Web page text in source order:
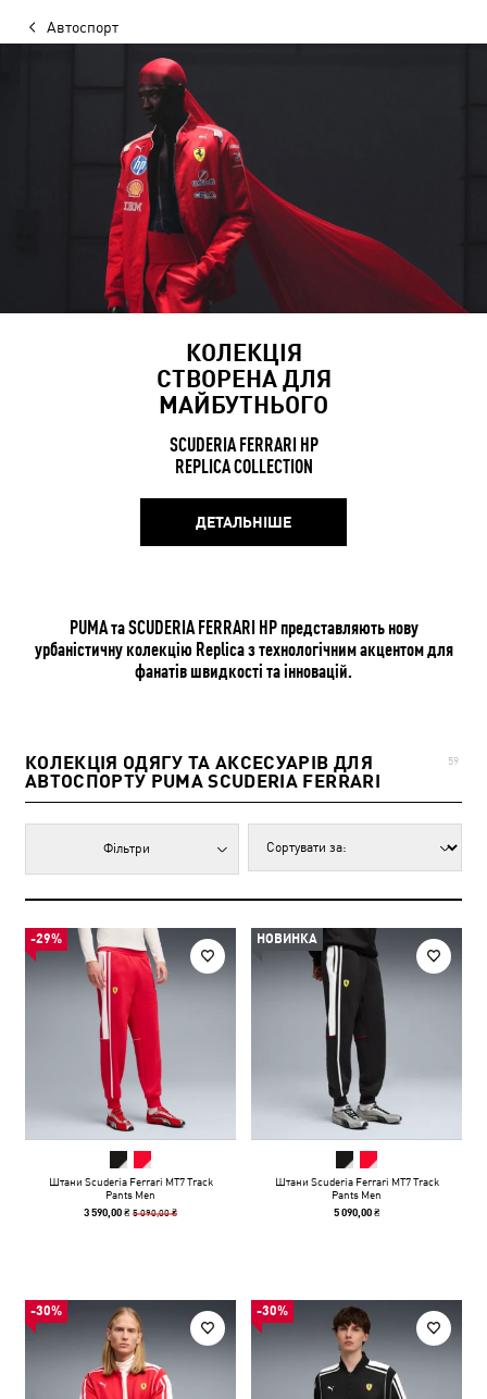
Автоспорт
КОЛЕКЦІЯ
СТВОРЕНА ДЛЯ
МАЙБУТНЬОГО
SCUDERIA FERRARI HP
REPLICA COLLECTION
ДЕТАЛЬНІШЕ
PUMA та SCUDERIA FERRARI HP представляють нову
урбаністичну колекцію Replica з технологічним акцентом для
фанатів швидкості та інновацій.
КОЛЕКЦІЯ ОДЯГУ ТА АКСЕСУАРІВ ДЛЯ
АВТОСПОРТУ PUMA SCUDERIA FERRARI
59
Фільтри
-29%
Штани Scuderia Ferrari MT7 Track
Pants Men
3 590,00 ₴5 090,00 ₴
НОВИНКА
Штани Scuderia Ferrari MT7 Track
Pants Men
5 090,00 ₴
-30% -30%